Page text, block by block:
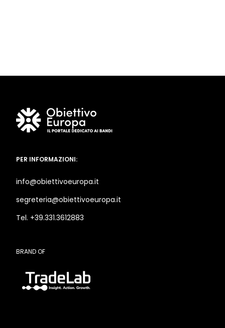
PER INFORMAZIONI:
info@obiettivoeuropa.it
segreteria@obiettivoeuropa.it
Tel. +39.331.3612883
BRAND OF